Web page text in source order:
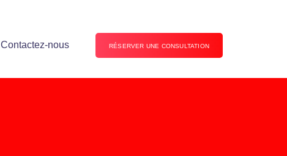
Contactez-nous RÉSERVER UNE CONSULTATION